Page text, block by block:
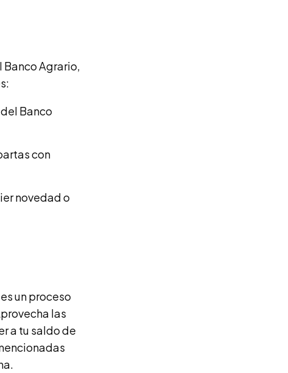
Banco Agrario,
Banco
con
novedad o
un proceso
las
a tu saldo de